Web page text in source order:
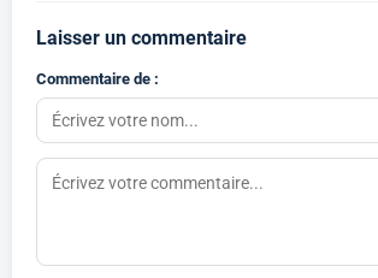
Laisser un commentaire
Commentaire de :